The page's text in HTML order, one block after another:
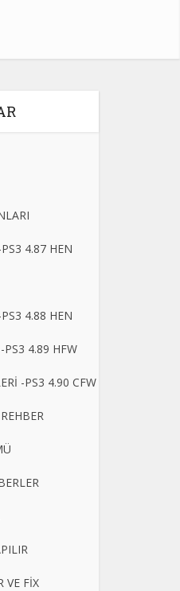
4.87 HEN
4.88 HEN
PS3 4.89 HFW
-PS3 4.90 CFW
VE FİX